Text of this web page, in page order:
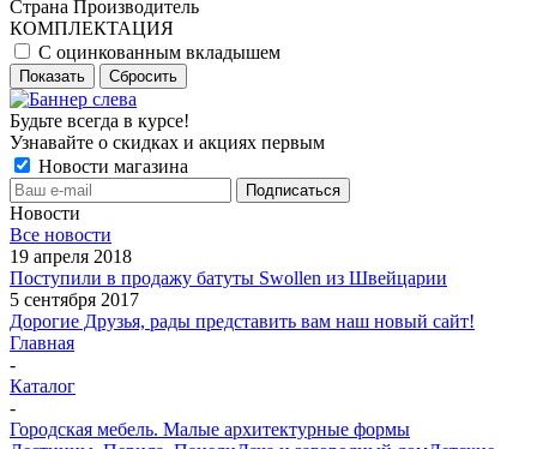
Страна Производитель
КОМПЛЕКТАЦИЯ
С оцинкованным вкладышем
Показать Сбросить
Будьте всегда в курсе!
Узнавайте о скидках и акциях первым
Новости магазина
Новости
Все новости
19 апреля 2018
Поступили в продажу батуты Swollen из Швейцарии
5 сентября 2017
Дорогие Друзья, рады представить вам наш новый сайт!
Главная
-
Каталог
-
Городская мебель. Малые архитектурные формы